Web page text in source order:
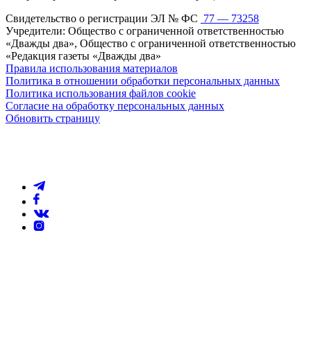
Свидетельство о регистрации ЭЛ № ФС 77 — 73258
Учредители: Общество с ограниченной ответственностью
«Дважды два», Общество с ограниченной ответственностью
«Редакция газеты «Дважды два»
Правила использования материалов
Политика в отношении обработки персональных данных
Политика использования файлов cookie
Согласие на обработку персональных данных
Обновить страницу